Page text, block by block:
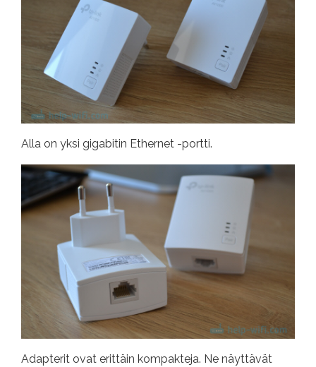
Alla on yksi gigabitin Ethernet -portti.
Adapterit ovat erittäin kompakteja. Ne näyttävät